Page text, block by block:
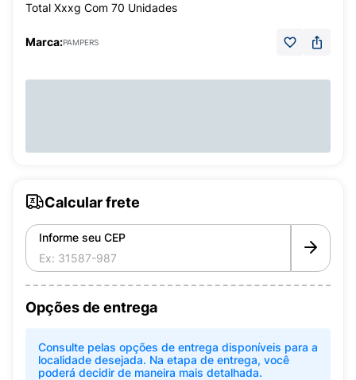
Total Xxxg Com 70 Unidades
Marca:PAMPERS
Calcular frete
Informe seu CEP
Opções de entrega
Consulte pelas opções de entrega disponíveis para a
localidade desejada. Na etapa de entrega, você
poderá decidir de maneira mais detalhada.